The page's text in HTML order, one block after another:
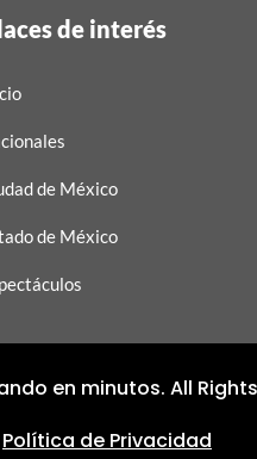
de interés
de México
de México
en minutos. All
Política de Privacidad